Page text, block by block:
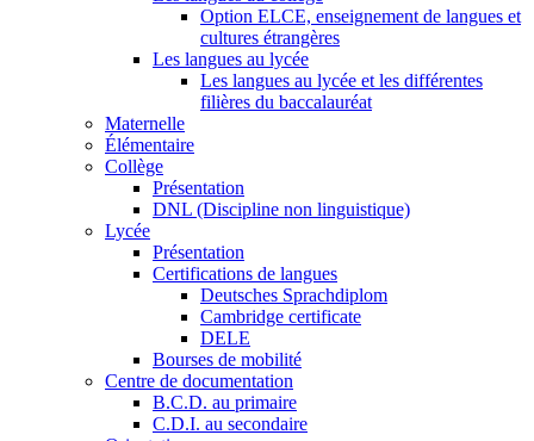
Option ELCE, enseignement de langues et
cultures étrangères
Les langues au lycée
Les langues au lycée et les différentes
filières du baccalauréat
Maternelle
Élémentaire
Collège
Présentation
DNL (Discipline non linguistique)
Lycée
Présentation
Certifications de langues
Deutsches Sprachdiplom
Cambridge certificate
DELE
Bourses de mobilité
Centre de documentation
B.C.D. au primaire
C.D.I. au secondaire